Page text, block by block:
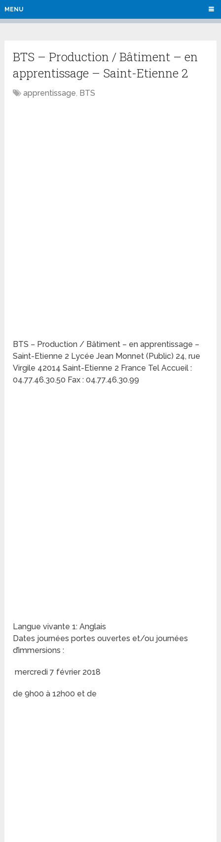
MENU
BTS – Production / Bâtiment – en
apprentissage – Saint-Etienne 2
apprentissage, BTS
BTS – Production / Bâtiment – en apprentissage –
Saint-Etienne 2 Lycée Jean Monnet (Public) 24, rue
Virgile 42014 Saint-Etienne 2 France Tel Accueil :
04.77.46.30.50 Fax : 04.77.46.30.99
Langue vivante 1: Anglais
Dates journées portes ouvertes et/ou journées
d’immersions :
mercredi 7 février 2018
de 9h00 à 12h00 et de